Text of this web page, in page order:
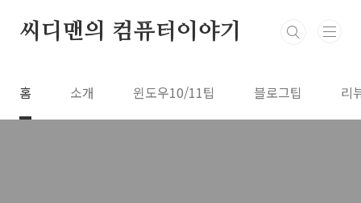
씨디맨의 컴퓨터이야기
홈 소개 윈도우10/11팁 블로그팁 리